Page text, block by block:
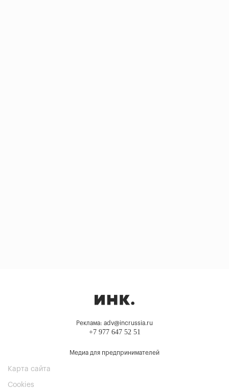
Реклама: adv@incrussia.ru
+7 977 647 52 51
Медиа для предпринимателей
Карта сайта
Cookies